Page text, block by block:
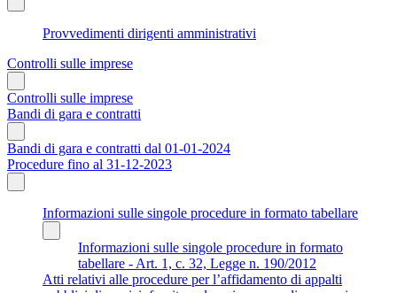
Provvedimenti dirigenti amministrativi
Controlli sulle imprese
Controlli sulle imprese
Bandi di gara e contratti
Bandi di gara e contratti dal 01-01-2024
Procedure fino al 31-12-2023
Informazioni sulle singole procedure in formato tabellare
Informazioni sulle singole procedure in formato
tabellare - Art. 1, c. 32, Legge n. 190/2012
Atti relativi alle procedure per l’affidamento di appalti